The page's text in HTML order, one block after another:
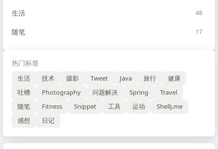
生活 48
随笔 17
热门标签
生活 技术 摄影 Tweet Java 旅行
健康
吐槽
Photography 问题解决 Spring
Travel
随笔
Fitness Snippet 工具 运动
Shellj.me
感想
日记